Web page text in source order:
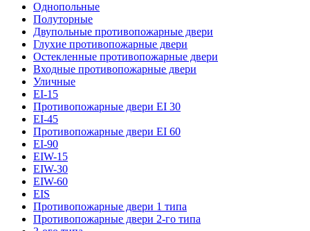
Однопольные
Полуторные
Двупольные противопожарные двери
Глухие противопожарные двери
Остекленные противопожарные двери
Входные противопожарные двери
Уличные
EI-15
Противопожарные двери EI 30
EI-45
Противопожарные двери EI 60
EI-90
EIW-15
EIW-30
EIW-60
EIS
Противопожарные двери 1 типа
Противопожарные двери 2-го типа